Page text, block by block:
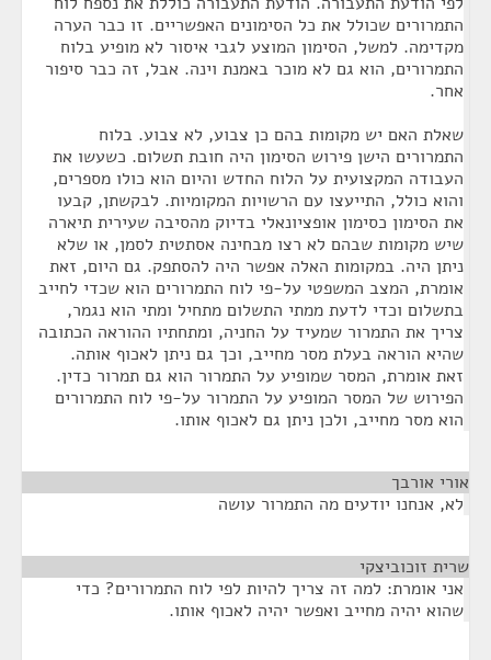
התמרורים שכולל את כל הסימונים האפשריים. זו כבר הערה
מקדימה. למשל, הסימון המוצע לגבי איסור לא מופיע בלוח
התמרורים, הוא גם לא מוכר באמנת וינה. אבל, זה כבר סיפור
אחר.
שאלת האם יש מקומות בהם כן צבוע, לא צבוע. בלוח
התמרורים הישן פירוש הסימון היה חובת תשלום. כשעשו את
העבודה המקצועית על הלוח החדש והיום הוא כולו מספרים,
והוא כולל, התייעצו עם הרשויות המקומיות. לבקשתן, קבעו
את הסימון כסימון אופציונאלי בדיוק מהסיבה שעירית תיארה
שיש מקומות שבהם לא רצו מבחינה אסתטית לסמן, או שלא
ניתן היה. במקומות האלה אפשר היה להסתפק. גם היום, זאת
אומרת, המצב המשפטי על-פי לוח התמרורים הוא שכדי לחייב
בתשלום וכדי לדעת ממתי התשלום מתחיל ומתי הוא נגמר,
צריך את התמרור שמעיד על החניה, ומתחתיו ההוראה הכתובה
שהיא הוראה בעלת מסר מחייב, וכך גם ניתן לאכוף אותה.
זאת אומרת, המסר שמופיע על התמרור הוא גם תמרור כדין.
הפירוש של המסר המופיע על התמרור על-פי לוח התמרורים
הוא מסר מחייב, ולכן ניתן גם לאכוף אותו.
אורי אורבך
לא, אנחנו יודעים מה התמרור עושה
שרית זוכוביצקי
אני אומרת: למה זה צריך להיות לפי לוח התמרורים? כדי
שהוא יהיה מחייב ואפשר יהיה לאכוף אותו.